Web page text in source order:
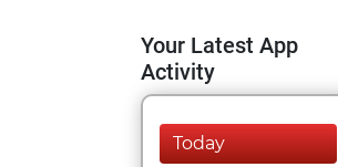
Your Latest App
Activity
Today